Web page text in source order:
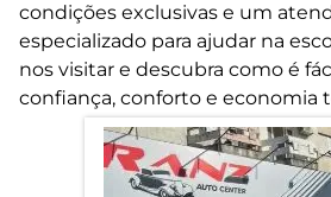
condições exclusivas e um
especializado para ajudar na
nos visitar e descubra como é
confiança, conforto e economia